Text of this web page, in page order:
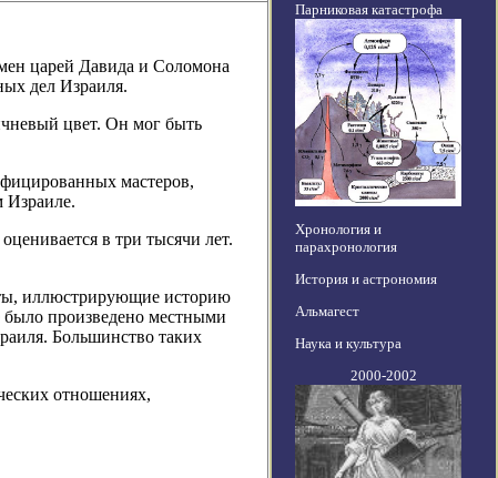
царей Давида и Соломона
дел Израиля.
цвет. Он мог быть
мастеров,
Израиле.
в три тысячи лет.
иллюстрирующие историю
произведено местными
Большинство таких
отношениях,
Парниковая катастрофа
Хронология и
парахронология
История и астрономия
Альмагест
Наука и культура
2000-2002